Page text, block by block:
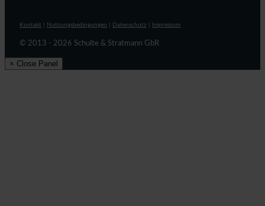
Kontakt Nutzungsbedingungen Datenschutz Impressum
© 2013 - 2026 Schulte & Stratmann GbR
× Close Panel